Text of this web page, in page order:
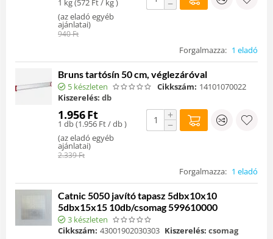
1 kg (572 Ft/ kg )
(az eladó egyéb
ajánlatai)
940Ft
−
Forgalmazza: 1 eladó
Bruns tartósín 50 cm, véglezáróval
5 készleten Cikkszám: 14101070022
Kiszerelés: db
1.956Ft
1 db (1.956 Ft/ db )
(az eladó egyéb
ajánlatai)
2.339Ft
+
−
Forgalmazza: 1 eladó
Catnic 5050 javító tapasz 5dbx10x10
5dbx15x15 10db/csomag 599610000
3 készleten
Cikkszám: 43001902030303 Kiszerelés: csomag